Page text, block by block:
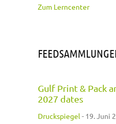
Zum Lerncenter
Gulf Print & Pack
2027 dates
Druckspiegel - 19. Juni